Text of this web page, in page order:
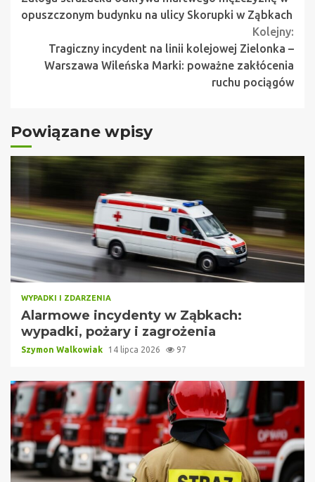
Reading
opuszczonym budynku na ulicy Skorupki w Ząbkach
Kolejny:
Tragiczny incydent na linii kolejowej Zielonka –
Warszawa Wileńska Marki: poważne zakłócenia
ruchu pociągów
Powiązane wpisy
WYPADKI I ZDARZENIA
Alarmowe incydenty w Ząbkach:
wypadki, pożary i zagrożenia
Szymon Walkowiak 14 lipca 2026 97